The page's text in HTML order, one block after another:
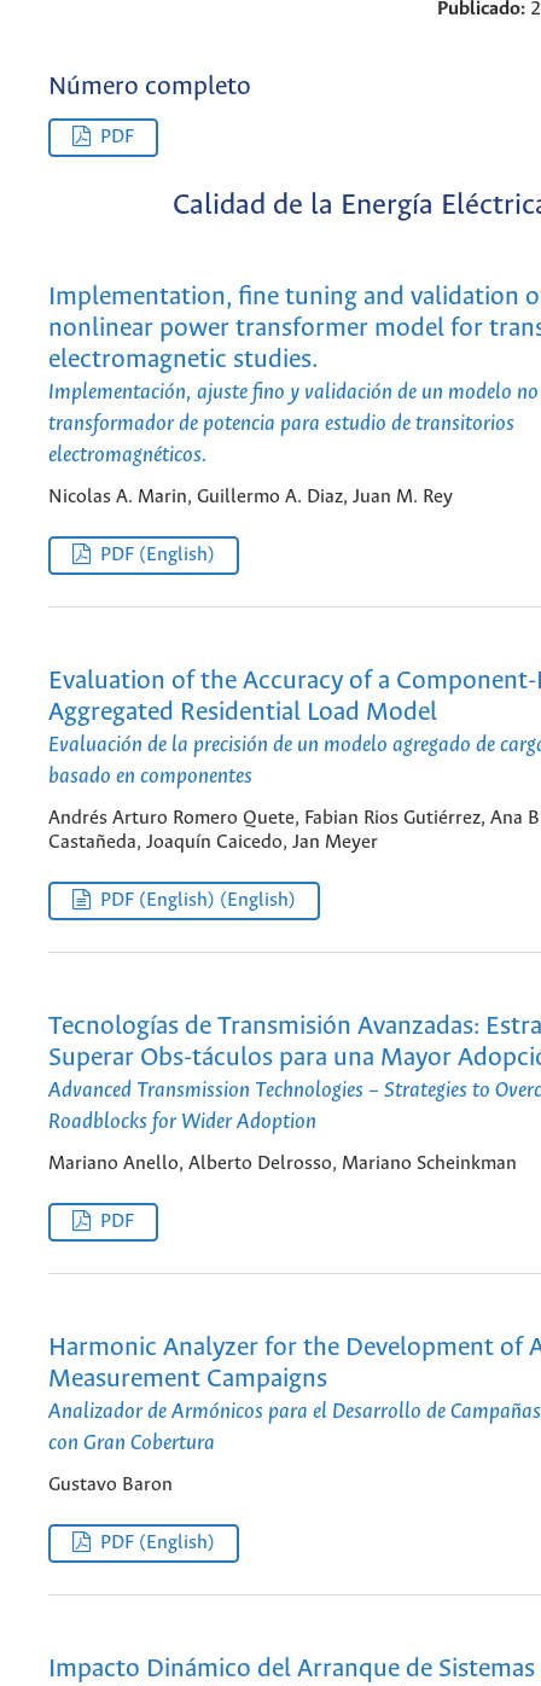
Publicado:
Número completo
PDF
Calidad de la Energía
Implementation, fine tuning and validation
nonlinear power transformer model for
electromagnetic studies.
Implementación, ajuste fino y validación de un modelo
transformador de potencia para estudio de transitorios
electromagnéticos.
Nicolas A. Marin, Guillermo A. Diaz, Juan M. Rey
PDF (English)
Evaluation of the Accuracy of a Component-
Aggregated Residential Load Model
Evaluación de la precisión de un modelo agregado de
basado en componentes
Andrés Arturo Romero Quete, Fabian Rios Gutiérrez, Ana
Castañeda, Joaquín Caicedo, Jan Meyer
PDF (English) (English)
Tecnologías de Transmisión Avanzadas:
Superar Obs-táculos para una Mayor
Advanced Transmission Technologies – Strategies to
Roadblocks for Wider Adoption
Mariano Anello, Alberto Delrosso, Mariano Scheinkman
PDF
Harmonic Analyzer for the Development of
Measurement Campaigns
Analizador de Armónicos para el Desarrollo de
con Gran Cobertura
Gustavo Baron
PDF (English)
Impacto Dinámico del Arranque de